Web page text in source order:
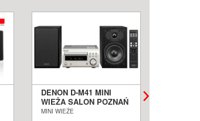
DENON D-M41 MINI
WIEŻA SALON POZNAŃ
WROCŁAW
MINI WIEŻE